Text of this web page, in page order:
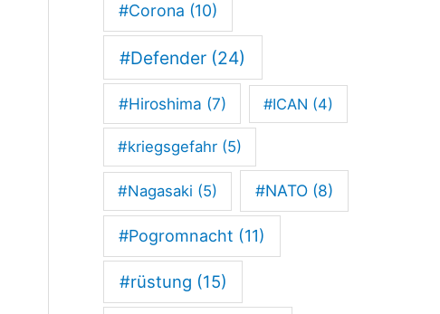
a
t
e
E
n
#Corona (10)
#Defender (24)
#Hiroshima (7) #ICAN (4)
#kriegsgefahr (5)
#Nagasaki (5) #NATO(8)
#Pogromnacht (11)
#rüstung (15)